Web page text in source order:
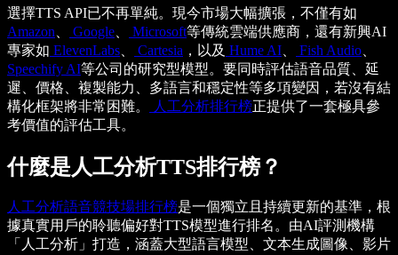
選擇TTS API已不再單純。現今市場大幅擴張，不僅有如
Amazon
Google Microsoft等傳統雲端供應商，還有新興AI
專家如 ElevenLabs Cartesia ，以及 Hume AI Fish Audio
Speechify AI等公司的研究型模型。要同時評估語音品質、延
遲、價格、複製能力、多語言和穩定性等多項變因，若沒有結
構化框架將非常困難。
人工分析排行榜正提供了一套極具參
考價值的評估工具。
什麼是人工分析TTS排行榜？
人工分析語音競技場排行榜是一個獨立且持續更新的基準，根
據真實用戶的聆聽偏好對TTS模型進行排名。由AI評測機構
「人工分析」打造，涵蓋大型語言模型、文本生成圖像、影片